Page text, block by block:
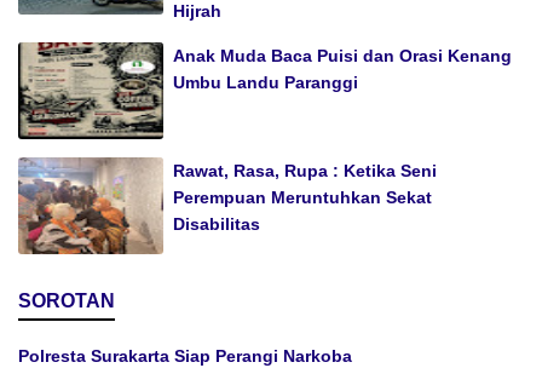
Hijrah
Anak Muda Baca Puisi dan Orasi Kenang
Umbu Landu Paranggi
Rawat, Rasa, Rupa : Ketika Seni
Perempuan Meruntuhkan Sekat
Disabilitas
SOROTAN
Polresta Surakarta Siap Perangi Narkoba